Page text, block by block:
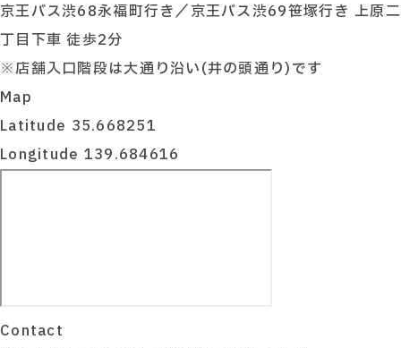
京王バス渋68永福町行き／京王バス渋69笹塚行き 上原二
丁目下車 徒歩2分
※店舗入口階段は大通り沿い(井の頭通り)です
Map
Latitude 35.668251
Longitude 139.684616
Contact